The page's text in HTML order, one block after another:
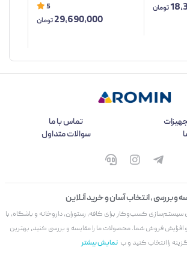
تومان 5
29,690,000تومان
تماس با ما
سوالات متداول
و بررسی ، انتخاب آسان و خرید آنلاین
سیستم‌سازی کسب‌وکار برای کافه، رستوران، داروخانه و باشگاه، با
فروش شما. محصولات ما را مقایسه و بررسی کنید، بهترین
را انتخاب کنید و ب نمایش بیشتر